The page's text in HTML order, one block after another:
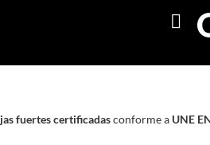
fuertes certificadasconforme a UNE